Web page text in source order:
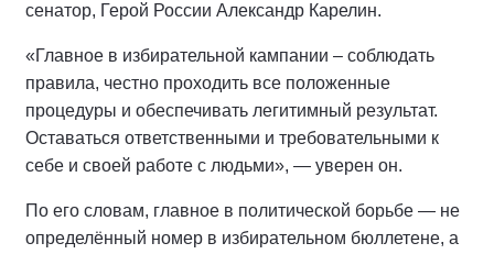
сенатор, Герой России Александр Карелин.
«Главное в избирательной кампании – соблюдать
правила, честно проходить все положенные
процедуры и обеспечивать легитимный результат.
Оставаться ответственными и требовательными к
себе и своей работе с людьми», — уверен он.
По его словам, главное в политической борьбе — не
определённый номер в избирательном бюллетене, а